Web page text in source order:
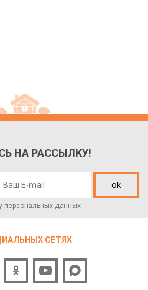
НА РАССЫЛКУ!
ok
персональных данных
СЕТЯХ